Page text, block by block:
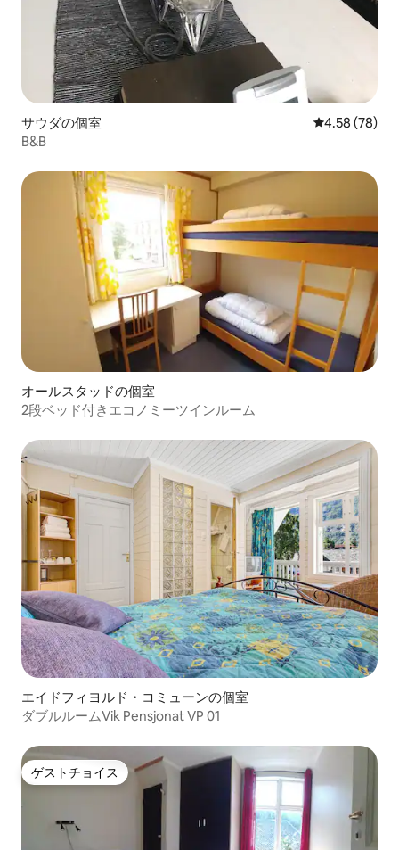
サウダの個室 レビュー78
4.58 (78)
B&B
オールスタッドの個室
2段ベッド付きエコノミーツインルーム
エイドフィヨルド・コミューンの個室
ダブルルームVik Pensjonat VP 01
ゲストチョイス
ゲストチョイス